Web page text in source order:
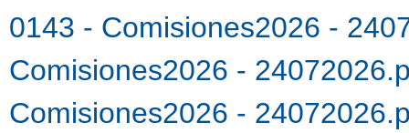
0143 - Comisiones2026 -
Comisiones2026 -
Comisiones2026 -